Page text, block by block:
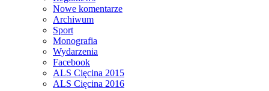
Nowe komentarze
Archiwum
Sport
Monografia
Wydarzenia
Facebook
ALS Cięcina 2015
ALS Cięcina 2016